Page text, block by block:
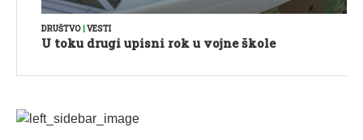
DRUŠTVO|VESTI
U toku drugi upisni rok u vojne škole